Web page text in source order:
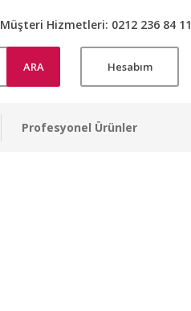
Müşteri Hizmetleri: 0212 236 84 11
ARA Hesabım
Profesyonel Ürünler